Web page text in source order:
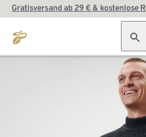
Gratisversand ab 29 € & kostenlose